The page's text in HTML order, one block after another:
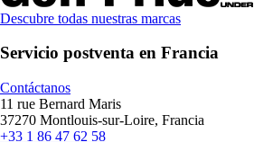
Descubre todas nuestras marcas
Servicio postventa en Francia
Contáctanos
11 rue Bernard Maris
37270 Montlouis-sur-Loire, Francia
+33 1 86 47 62 58